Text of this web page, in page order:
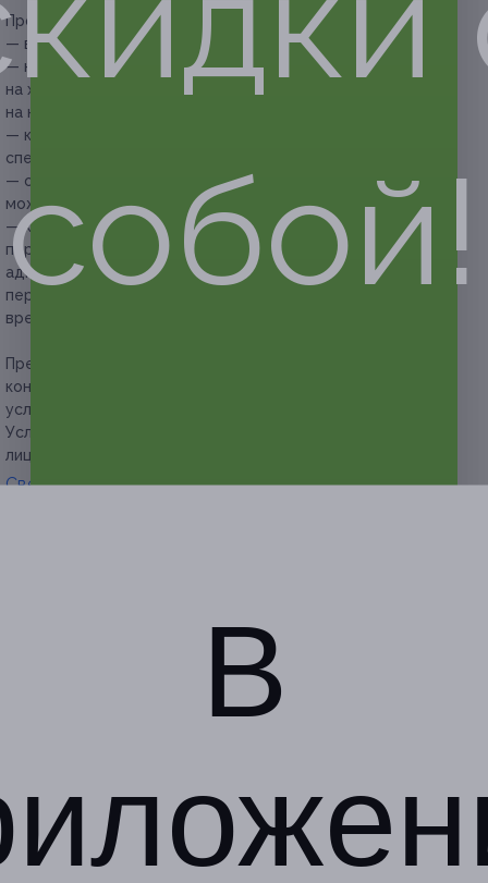
Прочие условия:
— в работе используются материалы производства США;
— купон на лечение зубов не распространяется
на художественную реставрацию, замену старых пломб
на новые, лечение кариозной полости на контакте зубов;
— купон не распространяется на другие
спецпредложения стоматологической клиники;
— обслуживание в период государственных праздников
может быть ограничено;
— клиенту рекомендовано сообщить об отмене или
переносе записи не менее чем за 12 часов, иначе
администрация клиники оставляет за собой право
перенести запись на другое (удобное для себя и клиента)
время.
Предупреждаем о необходимости получения
консультации у врача-специалиста по оказываемым
услугам и противопоказаниям.
Услуга предоставляется только совершеннолетним
лицам.
Свернуть
Показать номер телефона
собой!
В